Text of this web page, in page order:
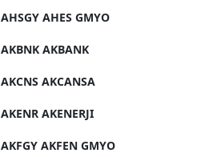
AHSGY AHES GMYO
AKBNK AKBANK
AKCNS AKCANSA
AKENR AKENERJI
AKFGY AKFEN GMYO